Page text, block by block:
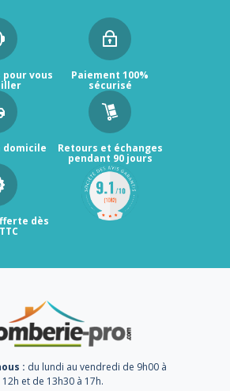
pour vous Paiement 100%
sécurisé
domicile Retours et échanges
pendant 90 jours
dès
: du lundi au vendredi de 9h00 à
12h et de 13h30 à 17h.